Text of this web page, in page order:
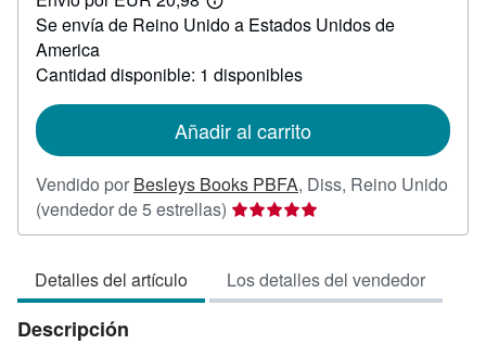
Más
información
tarifas
envío
Se envía de Reino Unido a Estados Unidos de
America
Cantidad disponible: 1 disponibles
Añadir al carrito
Vendido por Besleys Books PBFA, Diss, Reino Unido
(vendedor de 5 estrellas) Calificación
del
5
de
Detalles del artículo Los detalles del vendedor
Descripción